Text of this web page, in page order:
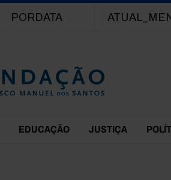
PORDATA
EDUCAÇÃO JUSTIÇA